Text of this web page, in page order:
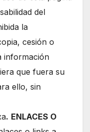
del
la
cesión o
información
que fuera su
ello, sin
. ENLACES O